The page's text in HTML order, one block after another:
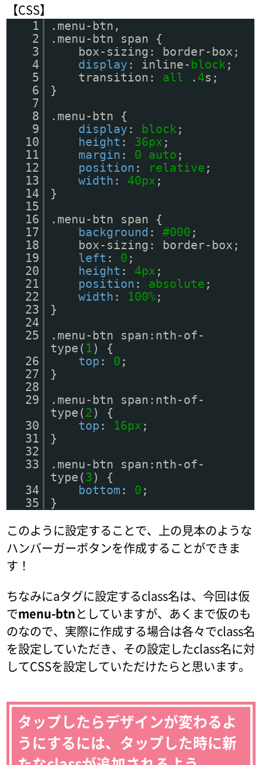
【CSS】
1
.menu-btn,
2
.menu-btn span {
3
box-sizing: border-box;
4
display : inline- block ;
5
transition: all . 4s;
6
}
7
8
.menu-btn {
9
display : block ;
10
height : 36px ;
11
margin : 0 auto ;
12
position : relative ;
13
width : 40px ;
14
}
15
16
.menu-btn span {
17
background :#000 ;
18
box-sizing: border-box;
19
left : 0 ;
20
height : 4px ;
21
position : absolute ;
22
width : 100%;
23
}
24
25
.menu-btn span:nth-of-
type( 1) {
26
top : 0 ;
27
}
28
29
.menu-btn span:nth-of-
type(2) {
30
top : 16px ;
31
}
32
33
.menu-btn span:nth-of-
type(3) {
34
bottom : 0 ;
35
}
このように設定することで、上の見本のような
ハンバーガーボタンを作成することができま
す！
ちなみにaタグに設定するclass名は、今回は仮
でmenu-btnとしていますが、あくまで仮のも
のなので、実際に作成する場合は各々でclass名
を設定していただき、その設定したclass名に対
してCSSを設定していただけたらと思います。
タップしたらデザインが変わるよ
うにするには、タップした時に新